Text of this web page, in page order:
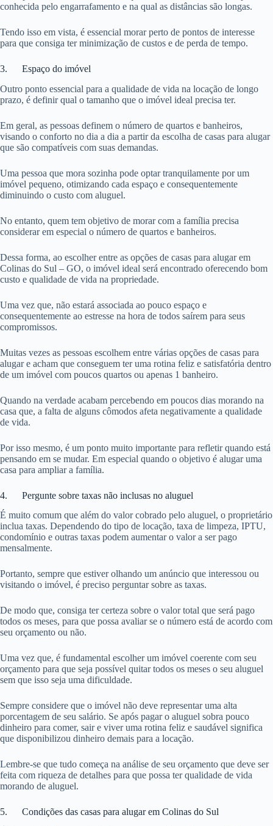
conhecida pelo engarrafamento e na qual as distâncias são longas.
Tendo isso em vista, é essencial morar perto de pontos de interesse
para que consiga ter minimização de custos e de perda de tempo.
3. Espaço do imóvel
Outro ponto essencial para a qualidade de vida na locação de longo
prazo, é definir qual o tamanho que o imóvel ideal precisa ter.
Em geral, as pessoas definem o número de quartos e banheiros,
visando o conforto no dia a dia a partir da escolha de casas para alugar
que são compatíveis com suas demandas.
Uma pessoa que mora sozinha pode optar tranquilamente por um
imóvel pequeno, otimizando cada espaço e consequentemente
diminuindo o custo com aluguel.
No entanto, quem tem objetivo de morar com a família precisa
considerar em especial o número de quartos e banheiros.
Dessa forma, ao escolher entre as opções de casas para alugar em
Colinas do Sul – GO, o imóvel ideal será encontrado oferecendo bom
custo e qualidade de vida na propriedade.
Uma vez que, não estará associada ao pouco espaço e
consequentemente ao estresse na hora de todos saírem para seus
compromissos.
Muitas vezes as pessoas escolhem entre várias opções de casas para
alugar e acham que conseguem ter uma rotina feliz e satisfatória dentro
de um imóvel com poucos quartos ou apenas 1 banheiro.
Quando na verdade acabam percebendo em poucos dias morando na
casa que, a falta de alguns cômodos afeta negativamente a qualidade
de vida.
Por isso mesmo, é um ponto muito importante para refletir quando está
pensando em se mudar. Em especial quando o objetivo é alugar uma
casa para ampliar a família.
4. Pergunte sobre taxas não inclusas no aluguel
É muito comum que além do valor cobrado pelo aluguel, o proprietário
inclua taxas. Dependendo do tipo de locação, taxa de limpeza, IPTU,
condomínio e outras taxas podem aumentar o valor a ser pago
mensalmente.
Portanto, sempre que estiver olhando um anúncio que interessou ou
visitando o imóvel, é preciso perguntar sobre as taxas.
De modo que, consiga ter certeza sobre o valor total que será pago
todos os meses, para que possa avaliar se o número está de acordo com
seu orçamento ou não.
Uma vez que, é fundamental escolher um imóvel coerente com seu
orçamento para que seja possível quitar todos os meses o seu aluguel
sem que isso seja uma dificuldade.
Sempre considere que o imóvel não deve representar uma alta
porcentagem de seu salário. Se após pagar o aluguel sobra pouco
dinheiro para comer, sair e viver uma rotina feliz e saudável significa
que disponibilizou dinheiro demais para a locação.
Lembre-se que tudo começa na análise de seu orçamento que deve ser
feita com riqueza de detalhes para que possa ter qualidade de vida
morando de aluguel.
5. Condições das casas para alugar em Colinas do Sul